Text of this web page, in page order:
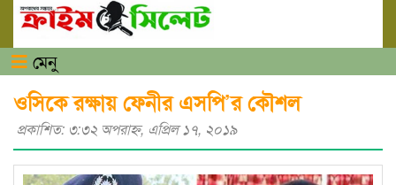
মেনু
ওসিকে রক্ষায় ফেনীর এসপি’র কৌশল
প্রকাশিত: ৩:৩২ অপরাহ্ণ, এপ্রিল ১৭, ২০১৯